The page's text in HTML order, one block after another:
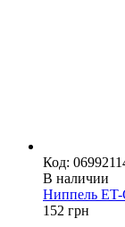
Код:
В наличии
Ниппель ET-
152 грн